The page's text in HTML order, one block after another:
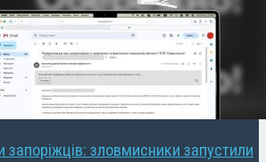
запоріжців: зловмисники запустили